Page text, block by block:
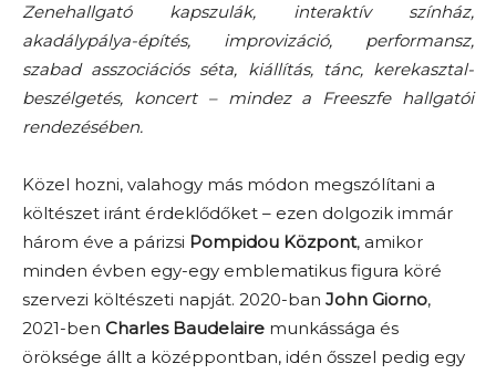
Zenehallgató kapszulák, interaktív színház,
akadálypálya-építés, improvizáció, performansz,
szabad asszociációs séta, kiállítás, tánc, kerekasztal-
beszélgetés, koncert – mindez a Freeszfe hallgatói
rendezésében.
Közel hozni, valahogy más módon megszólítani a
költészet iránt érdeklődőket – ezen dolgozik immár
három éve a párizsi Pompidou Központ, amikor
minden évben egy-egy emblematikus figura köré
szervezi költészeti napját. 2020-ban John Giorno,
2021-ben Charles Baudelaire munkássága és
öröksége állt a középpontban, idén ősszel pedig egy